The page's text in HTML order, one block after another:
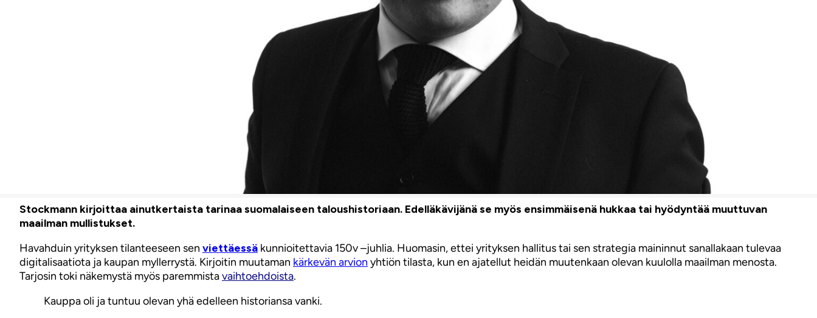
Stockmann kirjoittaa ainutkertaista tarinaa suomalaiseen taloushistoriaan. Edelläkävijänä se myös ensimmäisenä hukkaa tai hyödyntää muuttuvan
maailman mullistukset.
Havahduin yrityksen tilanteeseen sen viettäessä kunnioitettavia 150v –juhlia. Huomasin, ettei yrityksen hallitus tai sen strategia maininnut sanallakaan tulevaa
digitalisaatiota ja kaupan myllerrystä. Kirjoitin muutaman kärkevän arvion yhtiön tilasta, kun en ajatellut heidän muutenkaan olevan kuulolla maailman menosta.
Tarjosin toki näkemystä myös paremmistavaihtoehdoista.
Kauppa oli ja tuntuu olevan yhä edelleen historiansa vanki.